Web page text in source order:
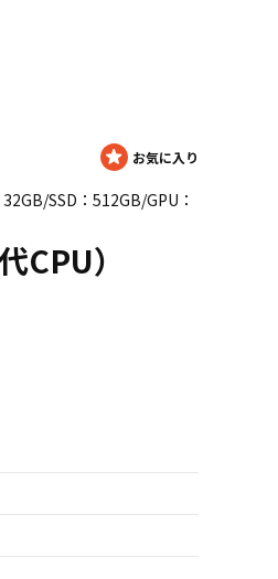
SSD：512GB/GPU：
）